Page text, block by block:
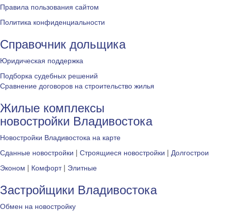
Правила пользования сайтом
Политика конфиденциальности
Справочник дольщика
Юридическая поддержка
Подборка судебных решений
Сравнение договоров на строительство жилья
Жилые комплексы
новостройки Владивостока
Новостройки Владивостока на карте
Сданные новостройки | Строящиеся новостройки | Долгострои
Эконом | Комфорт| Элитные
Застройщики Владивостока
Обмен на новостройку